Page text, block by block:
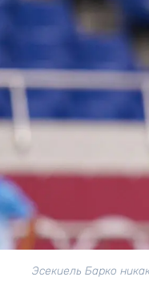
Эсекиель Барко